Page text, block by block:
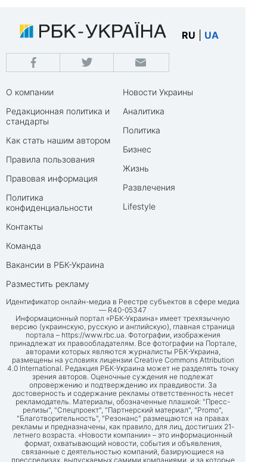
RU UA
О компании
Редакционная политика и
стандарты
Как стать нашим автором
Правила пользования
Правовая информация
Политика
конфиденциальности
Контакты
Команда
Вакансии в РБК-Украина
Разместить рекламу
Новости Украины
Аналитика
Политика
Бизнес
Жизнь
Развлечения
Lifestyle
Идентификатор онлайн-медиа в Реестре субъектов в сфере медиа
— R40-05347
Информационный портал «РБК-Украина» имеет трехязычную
версию (украинскую, русскую и английскую), главная страница
портала – https://www.rbc.ua. Фотографии, изображения
принадлежат их правообладателям. Все фотографии на Портале,
авторами которых являются журналисты РБК-Украина,
размещены на условиях лицензии Creative Commons Attribution
4.0 International. Редакция РБК-Украина может не разделять точку
зрения авторов. Оценочные суждения не подлежат
опровержению и подтверждению их правдивости. За
достоверность и содержание рекламы ответственность несет
рекламодатель. Материалы, обозначенные плашкой: "Пресс-
релизы", "Спецпроект", "Партнерский материал", "Promo",
"Благотворительность", "Резонанс" размещаются на правах
рекламы и предназначены, как правило, для лиц, достигших 21-
летнего возраста. «Новости компании» – это информационный
формат, охватывающий новости, события и объявления,
связанные с деятельностью компаний, базирующиеся на
прессрелизах, выпускаемых самими компаниями, и за которые